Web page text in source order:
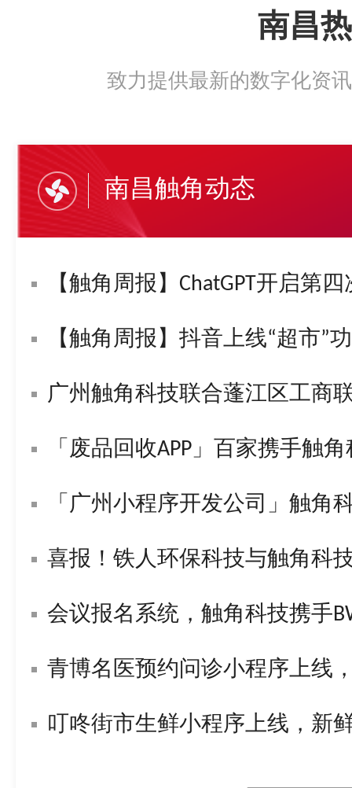
南昌
致力提供最新的数字化资
南昌触角动态
【触角周报】ChatGPT开启第四
【触角周报】抖音上线“超市”功能！字节复活“悟空问答”！苹
广州触角科技联合蓬江区工商
「废品回收APP」百家携手触
「广州小程序开发公司」触角
喜报！铁人环保科技与触角科技签署
会议报名系统，触角科技携手BWL
青博名医预约问诊小程序上线
叮咚街市生鲜小程序上线，新